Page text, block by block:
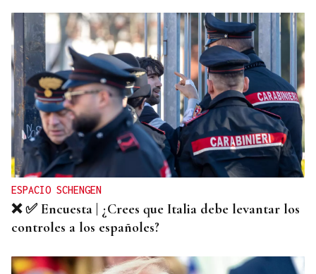
RELACIONES DIPLOMÁTICAS
Chile y Venezuela retoman sus relaciones
consulares tras dos años de ruptura
ESPACIO SCHENGEN
❌ ✅ Encuesta | ¿Crees que Italia debe levantar los
controles a los españoles?